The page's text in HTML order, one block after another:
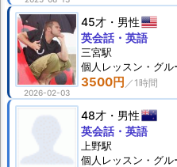
2026-02-03
45才 男性
3500円
英会話・英語
三宮駅
個人 レッスン ・グ
48才 男性
英会話・英語
上野駅
個人 レッスン ・グ